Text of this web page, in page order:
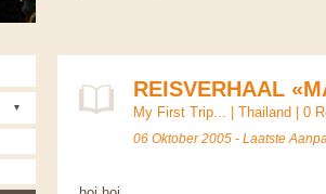
REISVERHAAL
My First Trip... Thailand 0
06 Oktober 2005 - Laatste